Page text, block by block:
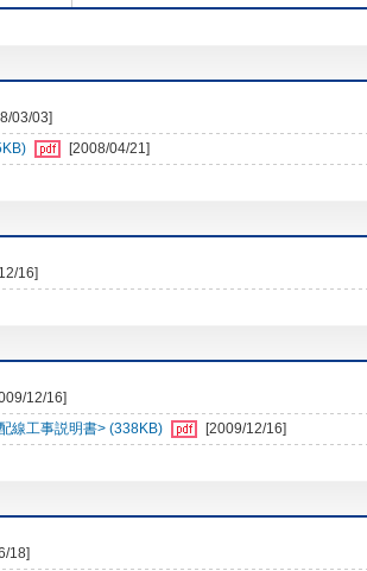
03/03]
[2008/04/21]
16]
12/16]
線工事説明書> (338KB)
[2009/12/16]
18]